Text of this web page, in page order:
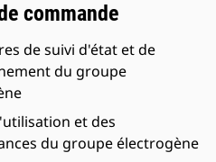
commande
de suivi d'état et de
du groupe
et des
du groupe électrogène